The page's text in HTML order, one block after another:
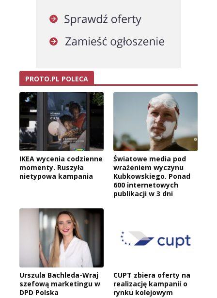
PROTO.PL POLECA
IKEA wycenia codzienne
momenty. Ruszyła
nietypowa kampania
Światowe media pod
wrażeniem wyczynu
Kubkowskiego. Ponad
600 internetowych
publikacji w 3 dni
Urszula Bachleda-Wraj
szefową marketingu w
DPD Polska
CUPT zbiera oferty na
realizację kampanii o
rynku kolejowym